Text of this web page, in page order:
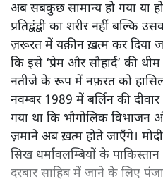
अब सबकुछ सामान्य हो गया या
प्रतिद्वंद्वी का शरीर नहीं बल्कि
ज़रूरत में यक़ीन ख़त्म कर दिया
कि इसे ‘प्रेम और सौहार्द’ की
नतीजे के रूप में नफ़रत को हासिल
नवम्बर 1989 में बर्लिन की
गया था कि भौगोलिक विभाजन
ज़माने अब ख़त्म होते जाएँगे।
सिख धर्मावलम्बियों के पाकिस्तान
दरबार साहिब में जाने के लिए